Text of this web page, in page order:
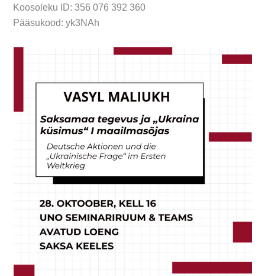
Koosoleku ID: 356 076 392 360
Pääsukood: yk3NAh